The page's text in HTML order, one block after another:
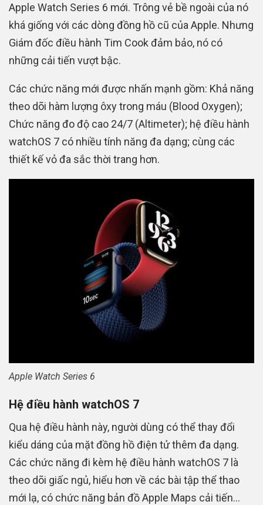
Apple Watch Series 6 mới. Trông vẻ bề ngoài của nó
khá giống với các dòng đồng hồ cũ của Apple. Nhưng
Giám đốc điều hành Tim Cook đảm bảo, nó có
những cải tiến vượt bậc.
Các chức năng mới được nhấn mạnh gồm: Khả năng
theo dõi hàm lượng ôxy trong máu (Blood Oxygen);
Chức năng đo độ cao 24/7 (Altimeter); hệ điều hành
watchOS 7 có nhiều tính năng đa dạng; cùng các
thiết kế vỏ đa sắc thời trang hơn.
Apple Watch Series 6
Hệ điều hành watchOS 7
Qua hệ điều hành này, người dùng có thể thay đổi
kiểu dáng của mặt đồng hồ điện tử thêm đa dạng.
Các chức năng đi kèm hệ điều hành watchOS 7 là
theo dõi giấc ngủ, hiểu hơn về các bài tập thể thao
mới lạ, có chức năng bản đồ Apple Maps cải tiến…